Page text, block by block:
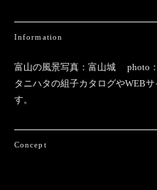
Information
富山の風景写真：富山城 photo
タニハタの組子カタログやWEB
す。
Concept